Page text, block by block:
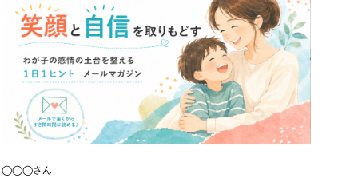
◯◯◯さん